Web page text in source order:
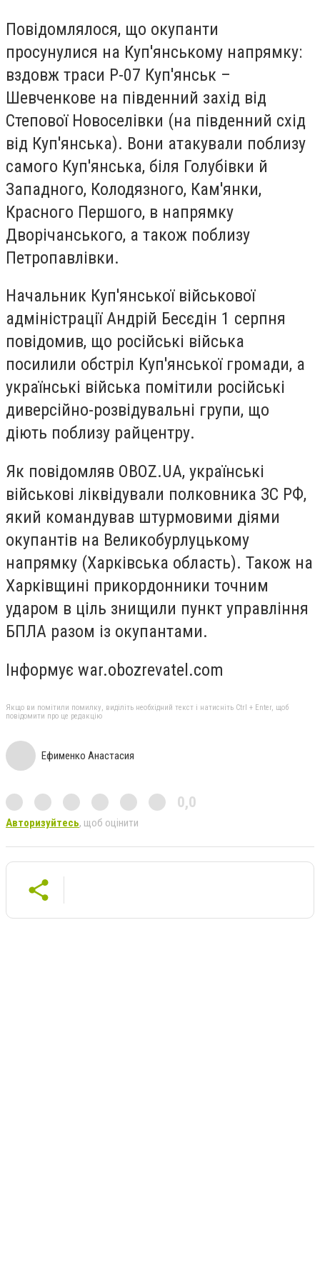
Повідомлялося, що окупанти
просунулися на Куп'янському напрямку:
вздовж траси Р-07 Куп'янськ –
Шевченкове на південний захід від
Степової Новоселівки (на південний схід
від Куп'янська). Вони атакували поблизу
самого Куп'янська, біля Голубівки й
Западного, Колодязного, Кам'янки,
Красного Першого, в напрямку
Дворічанського, а також поблизу
Петропавлівки.
Начальник Куп'янської військової
адміністрації Андрій Бесєдін 1 серпня
повідомив, що російські війська
посилили обстріл Куп'янської громади, а
українські війська помітили російські
диверсійно-розвідувальні групи, що
діють поблизу райцентру.
Як повідомляв OBOZ.UA, українські
військові ліквідували полковника ЗС РФ,
який командував штурмовими діями
окупантів на Великобурлуцькому
напрямку (Харківська область). Також на
Харківщині прикордонники точним
ударом в ціль знищили пункт управління
БПЛА разом із окупантами.
Інформує war.obozrevatel.com
Якщо ви помітили помилку, виділіть необхідний текст і натисніть Ctrl + Enter, щоб
повідомити про це редакцію
Ефименко Анастасия
0,0
Авторизуйтесь, щоб оцінити